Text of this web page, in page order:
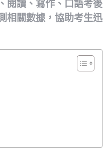
閱讀、寫作、口語考後
相關數據，協助考生迅